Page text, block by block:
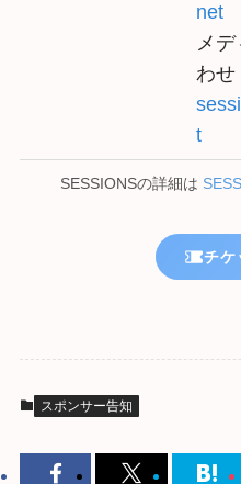
net
メ
わせ
t
SESSIONSの詳細は
チケ
スポンサー告知